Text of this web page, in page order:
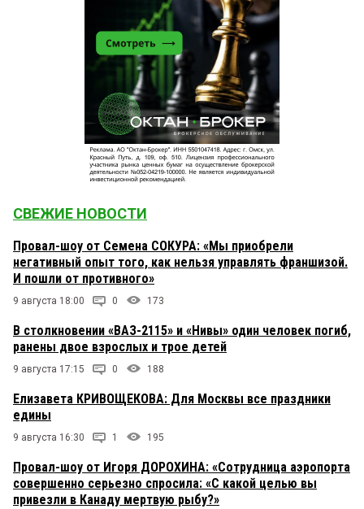
СВЕЖИЕ НОВОСТИ
Провал-шоу от Семена СОКУРА: «Мы приобрели
негативный опыт того, как нельзя управлять франшизой.
И пошли от противного»
9 августа 18:00 0 173
В столкновении «ВАЗ-2115» и «Нивы» один человек погиб,
ранены двое взрослых и трое детей
9 августа 17:15 0 188
Елизавета КРИВОЩЕКОВА: Для Москвы все праздники
едины
9 августа 16:30 1 195
Провал-шоу от Игоря ДОРОХИНА: «Сотрудница аэропорта
совершенно серьезно спросила: «С какой целью вы
привезли в Канаду мертвую рыбу?»